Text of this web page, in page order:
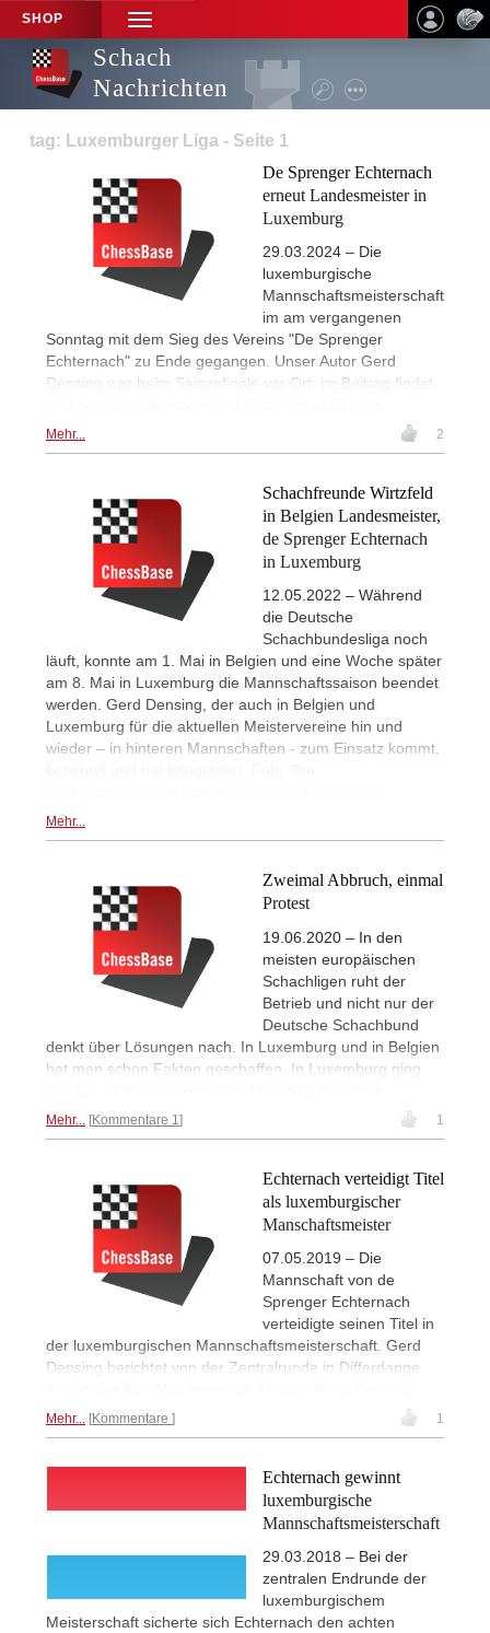
SHOP
TOGGLE
NAVIGATION
Schach
Nachrichten
tag: Luxemburger Liga - Seite 1
De Sprenger Echternach
erneut Landesmeister in
Luxemburg
29.03.2024 – Die
luxemburgische
Mannschaftsmeisterschaft
im am vergangenen
Sonntag mit dem Sieg des Vereins "De Sprenger
Echternach" zu Ende gegangen. Unser Autor Gerd
Densing war beim Saisonfinale vor Ort; im Beitrag findet
Mehr... 2
Schachfreunde Wirtzfeld
in Belgien Landesmeister,
de Sprenger Echternach
in Luxemburg
12.05.2022 – Während
die Deutsche
Schachbundesliga noch
läuft, konnte am 1. Mai in Belgien und eine Woche später
am 8. Mai in Luxemburg die Mannschaftssaison beendet
werden. Gerd Densing, der auch in Belgien und
Luxemburg für die aktuellen Meistervereine hin und
wieder – in hinteren Mannschaften - zum Einsatz kommt,
Mehr...
Zweimal Abbruch, einmal
Protest
19.06.2020 – In den
meisten europäischen
Schachligen ruht der
Betrieb und nicht nur der
Deutsche Schachbund
denkt über Lösungen nach. In Luxemburg und in Belgien
hat man schon Fakten geschaffen. In Luxemburg ging
Mehr... Kommentare 1 1
Echternach verteidigt Titel
als luxemburgischer
Manschaftsmeister
07.05.2019 – Die
Mannschaft von de
Sprenger Echternach
verteidigte seinen Titel in
der luxemburgischen Mannschaftsmeisterschaft. Gerd
Densing berichtet von der Zentralrunde in Differdange
Mehr... Kommentare 1
Echternach gewinnt
luxemburgische
Mannschaftsmeisterschaft
29.03.2018 – Bei der
zentralen Endrunde der
luxemburgischem
Meisterschaft sicherte sich Echternach den achten